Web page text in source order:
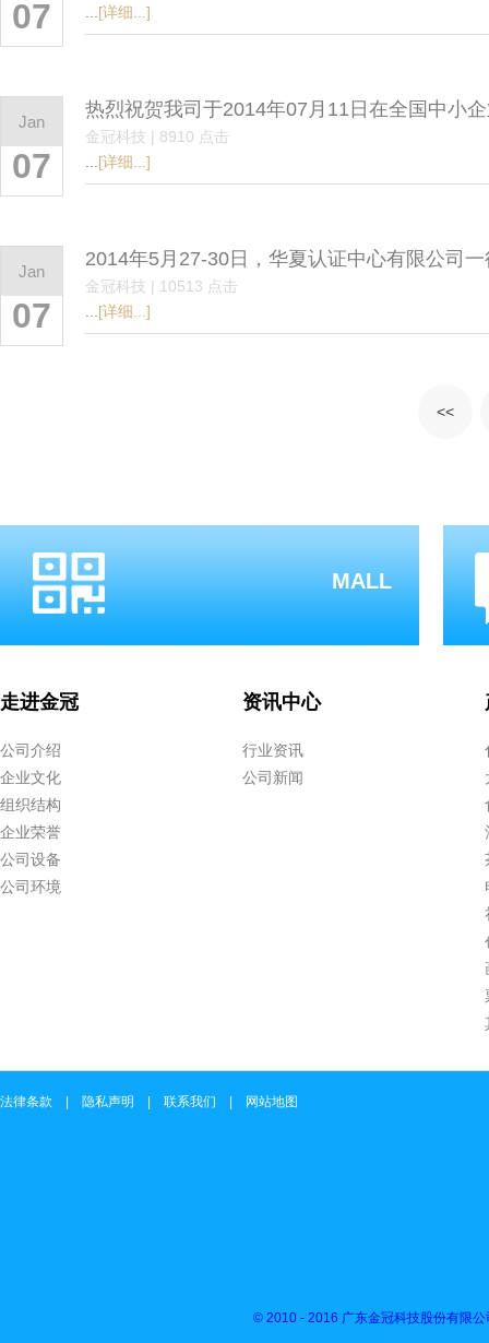
07 [详细...]
Jan
07
热烈祝贺我司于2014年07月11日在全国中小
金冠科技 | 8910 点击
[详细...]
Jan
07
2014年5月27-30日，华夏认证中心有限公司
金冠科技 | 10513 点击
[详细...]
<<
MALL
走进金冠
公司介绍
企业文化
组织结构
企业荣誉
公司设备
公司环境
资讯中心
行业资讯
公司新闻
法律条款 | 隐私声明 | 联系我们 | 网站地图
© 2010 - 2016 广东金冠科技股份有限